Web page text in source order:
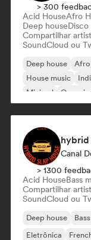
> 300
Acid HouseAfro
Deep houseDisco
Compartilhar
SoundCloud ou
Deep house Afro
House music
Minimal
Organic
hybrid
Canal
> 1300
Acid HouseBass
Compartilhar
SoundCloud ou
Deep house
Eletrônica